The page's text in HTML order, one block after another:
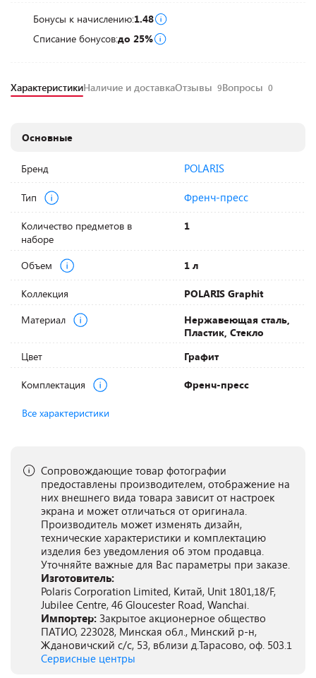
Бонусы к начислению:1.48
Списание бонусов:до 25%
ХарактеристикиНаличие и доставкаОтзывы 9Вопросы 0
Основные
Бренд POLARIS
Тип Френч-пресс
Количество предметов в
наборе
1
Объем 1 л
Коллекция
POLARIS Graphit
Материал
Нержавеющая сталь,
Пластик, Стекло
Цвет
Графит
Комплектация Френч-пресс
Все характеристики
Сопровождающие товар фотографии
предоставлены производителем, отображение на
них внешнего вида товара зависит от настроек
экрана и может отличаться от оригинала.
Производитель может изменять дизайн,
технические характеристики и комплектацию
изделия без уведомления об этом продавца.
Уточняйте важные для Вас параметры при заказе.
Изготовитель:
Polaris Corporation Limited, Китай, Unit 1801,18/F,
Jubilee Centre, 46 Gloucester Road, Wanchai.
Импортер: Закрытое акционерное общество
ПАТИО, 223028, Минская обл., Минский р-н,
Ждановичский с/с, 53, вблизи д.Тарасово, оф. 503.1
Сервисные центры